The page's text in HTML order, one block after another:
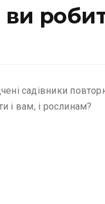
садівники
і вам, і рослинам?